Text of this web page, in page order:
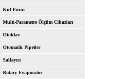
Kül Fırını
Multi-Parametre Ölçüm Cihazları
Otoklav
Otomatik Pipetler
Sallayıcı
Rotary Evaporatör